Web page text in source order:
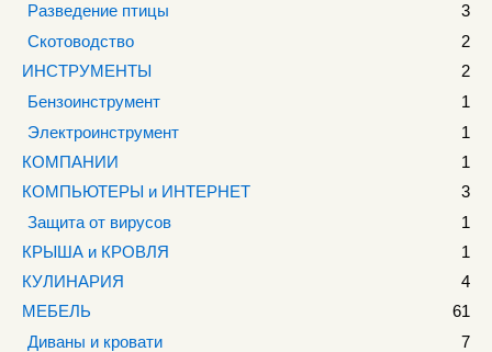
Разведение птицы
3
Скотоводство
2
ИНСТРУМЕНТЫ
2
Бензоинструмент
1
Электроинструмент
1
КОМПАНИИ
1
КОМПЬЮТЕРЫ и ИНТЕРНЕТ
3
Защита от вирусов
1
КРЫША и КРОВЛЯ
1
КУЛИНАРИЯ
4
МЕБЕЛЬ
61
Диваны и кровати
7